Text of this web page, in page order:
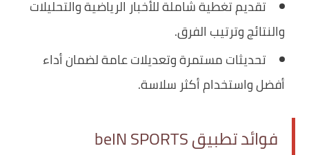
تقديم تغطية شاملة للأخبار الرياضية والتحليلات
والنتائج وترتيب الفرق.
تحديثات مستمرة وتعديلات عامة لضمان أداء
أفضل واستخدام أكثر سلاسة.
فوائد تطبيق beIN SPORTS